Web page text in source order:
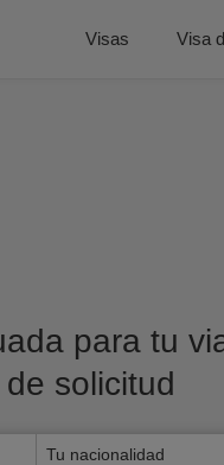
Visas Visa
para tu
solicitud
Tu nacionalidad